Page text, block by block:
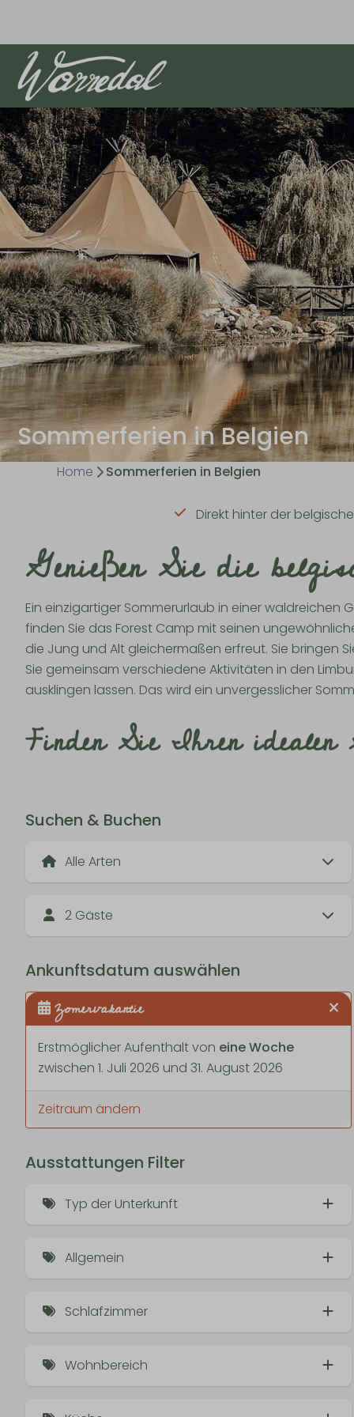
Sommerferien in Belgien
Home Sommerferien in Belgien
Direkt hinter der
Genießen Sie die
Ein einzigartiger Sommerurlaub in einer waldreichen
finden Sie das Forest Camp mit seinen
die Jung und Alt gleichermaßen erfreut. Sie bringen
Sie gemeinsam verschiedene Aktivitäten in den
ausklingen lassen. Das wird ein unvergesslicher
Finden Sie Ihren idealen
Suchen & Buchen
2 Gäste
Ankunftsdatum auswählen
Zomervakantie
Erstmöglicher Aufenthalt von eine Woche
zwischen 1. Juli 2026 und 31. August 2026
Zeitraum ändern
Ausstattungen Filter
Typ der Unterkunft
Appartement/Studio
Cosy Cabin (8)
Cosy House
Allgemein
Blick auf den Weinberg
Hund (4)
Erdgeschoss
Erster Stock
Schlafzimmer
Doppelbett (8)
Einzelbett (4)
Wohnbereich
Kaminofen (8)